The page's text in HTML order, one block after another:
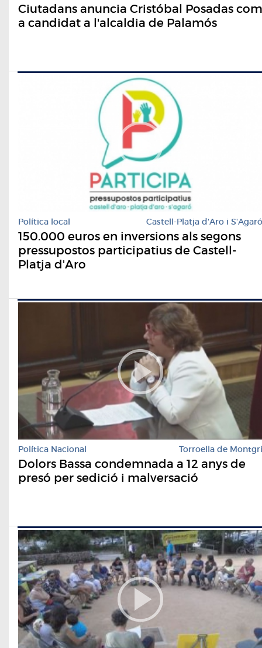
Ciutadans anuncia Cristóbal Posadas com
a candidat a l'alcaldia de Palamós
Política local Castell-Platja d'Aro i S'Agaró
150.000 euros en inversions als segons
pressupostos participatius de Castell-
Platja d'Aro
Política Nacional Torroella de Montgrí
Dolors Bassa condemnada a 12 anys de
presó per sedició i malversació